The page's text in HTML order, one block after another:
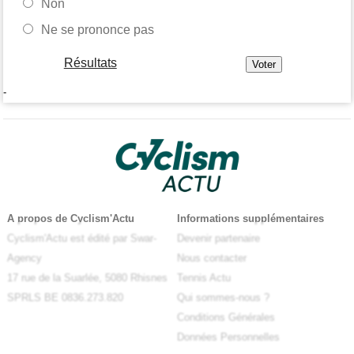
Non
Ne se prononce pas
Résultats
-
A propos de Cyclism'Actu
Cyclism'Actu est édité par Swar-
Agency
17 rue de la Suarlée, 5080 Rhisnes
SPRLS BE 0836.273.820
Informations supplémentaires
Devenir partenaire
Nous contacter
Tennis Actu
Qui sommes-nous ?
Conditions Générales
Données Personnelles